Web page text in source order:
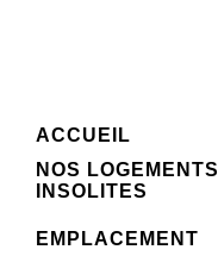
ACCUEIL
NOS LOGEMENTS
INSOLITES
EMPLACEMENT